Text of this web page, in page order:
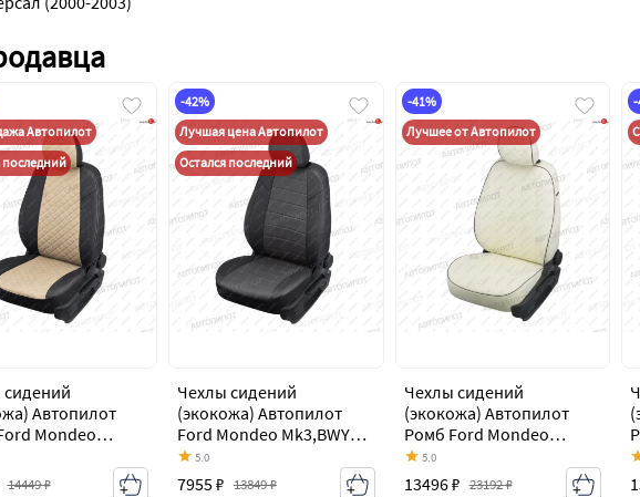
Автопилот
последний
Автопилот
Mondeo
дорестайлинг,
(2000-2003)
14449 ₽
-42%
Лучшая цена Автопилот
Остался последний
Чехлы сидений
(экокожа) Автопилот
Ford Mondeo Mk3,BWY
дорестайлинг,
универсал (2000-2003)
5.0
7955 ₽ 13849 ₽
-41%
Лучшее от Автопилот
Чехлы сидений
(экокожа) Автопилот
Ромб Ford Mondeo
Mk3,BWY дорестайлинг,
универсал (2000-2003)
5.0
13496 ₽ 23192 ₽
-